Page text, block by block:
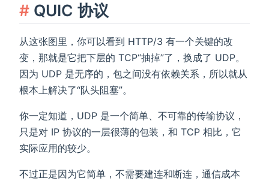
QUIC 协议
从这张图里，你可以看到 HTTP/3 有一个关键的改
变，那就是它把下层的 TCP“抽掉”了，换成了 UDP。
因为 UDP 是无序的，包之间没有依赖关系，所以就从
根本上解决了“队头阻塞”。
你一定知道，UDP 是一个简单、不可靠的传输协议，
只是对 IP 协议的一层很薄的包装，和 TCP 相比，它
实际应用的较少。
不过正是因为它简单，不需要建连和断连，通信成本